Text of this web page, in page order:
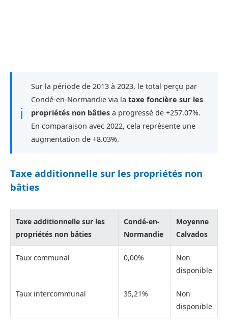
ℹ
Sur la période de 2013 à 2023, le total perçu par
Condé-en-Normandie via la taxe foncière sur les
propriétés non bâties a progressé de +257.07%.
En comparaison avec 2022, cela représente une
augmentation de +8.03%.
Taxe additionnelle sur les propriétés non
bâties
Taxe additionnelle sur les
propriétés non bâties
Condé-en-
Normandie
Moyenne
Calvados
Taux communal 0,00%
Non
disponible
Taux intercommunal 35,21%
Non
disponible